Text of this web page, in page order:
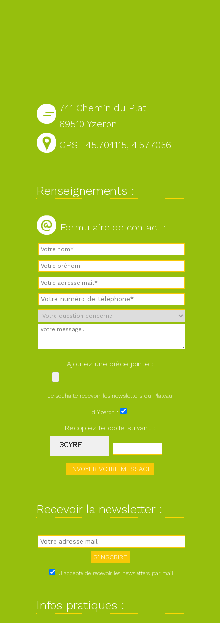
741 Chemin du Plat
69510 Yzeron
GPS : 45.704115, 4.577056
Renseignements :
Formulaire de contact :
Ajoutez une pièce jointe :
Je souhaite recevoir les newsletters du Plateau
d'Yzeron :
Recopiez le code suivant :
Recevoir la newsletter :
J'accepte de recevoir les newsletters par mail
Infos pratiques :